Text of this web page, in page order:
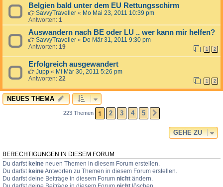
Belgien bald unter dem EU Rettungsschirm
SavvyTraveller « Mo Mai 23, 2011 10:39 pm
Antworten: 1
Auswandern nach BE oder LU .. wer kann mir helfen?
SavvyTraveller « Do Mär 31, 2011 9:30 pm
Antworten: 19 1 2
Erfolgreich ausgewandert
Jupp « Mi Mär 30, 2011 5:26 pm
Antworten: 22 1 2
NEUES THEMA
223 Themen 1 2 3 4 5
GEHE ZU
BERECHTIGUNGEN IN DIESEM FORUM
Du darfst keine neuen Themen in diesem Forum erstellen.
Du darfst keineAntworten zu Themen in diesem Forum erstellen.
Du darfst deine Beiträge in diesem Forum nicht ändern.